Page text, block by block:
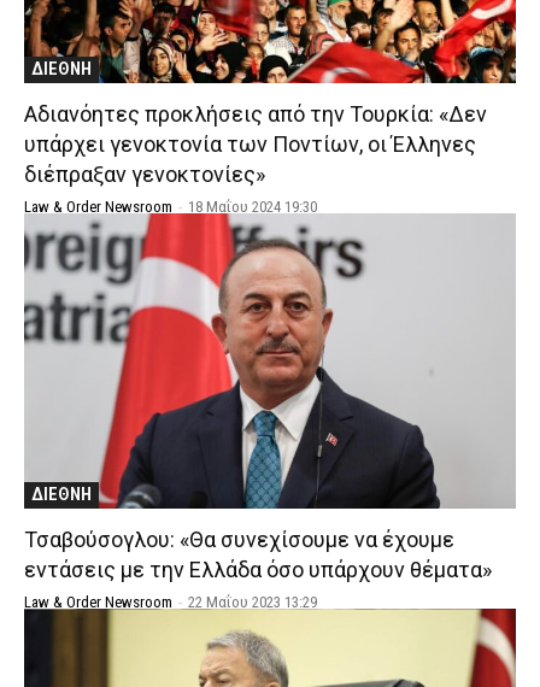
ΔΙΕΘΝΗ
Αδιανόητες προκλήσεις από την Τουρκία: «Δεν
υπάρχει γενοκτονία των Ποντίων, οι Έλληνες
διέπραξαν γενοκτονίες»
Law & Order Newsroom - 18 Μαΐου 2024 19:30
ΔΙΕΘΝΗ
Τσαβούσογλου: «Θα συνεχίσουμε να έχουμε
εντάσεις με την Ελλάδα όσο υπάρχουν θέματα»
Law & Order Newsroom - 22 Μαΐου 2023 13:29